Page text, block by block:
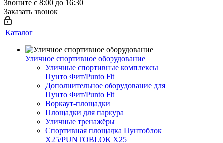
Звоните с 8:00 до 16:30
Заказать звонок
Каталог
Уличное спортивное оборудование
Уличные спортивные комплексы
Пунто Фит/Punto Fit
Дополнительное оборудование для
Пунто Фит/Punto Fit
Воркаут-площадки
Площадки для паркура
Уличные тренажёры
Спортивная площадка Пунтоблок
Х25/PUNTOBLOK X25